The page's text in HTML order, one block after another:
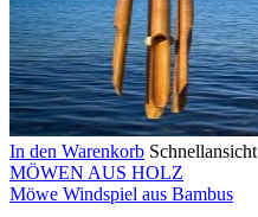
In den Warenkorb Schnellansicht
MÖWEN AUS HOLZ
Möwe Windspiel aus Bambus